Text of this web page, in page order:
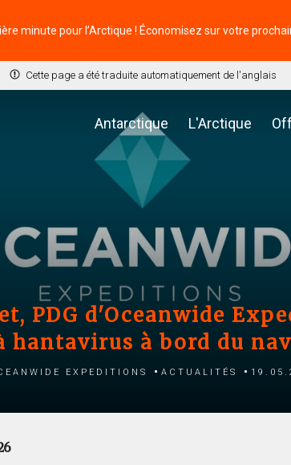
minute pour l’Arctique ! Économisez sur votre
Cette page a été traduite automatiquement de l'anglais
Antarctique L'Arctique
PDG d'Oceanwide
hantavirus à bord du
Expeditions Actualités